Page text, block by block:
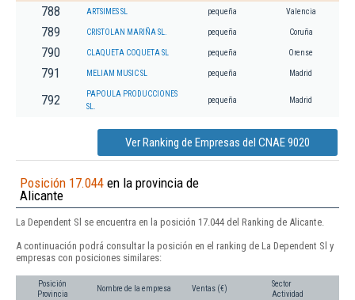
788 ARTSIMES SL pequeña Valencia
789 CRISTOLAN MARIÑA SL. pequeña Coruña
790 CLAQUETA COQUETA SL pequeña Orense
791 MELIAM MUSIC SL pequeña Madrid
792
PAPOULA PRODUCCIONES
SL.
pequeña Madrid
Ver Ranking de Empresas del CNAE 9020
Posición 17.044 en la provincia de
Alicante
La Dependent Sl se encuentra en la posición 17.044 del Ranking de Alicante.
A continuación podrá consultar la posición en el ranking de La Dependent Sl y
empresas con posiciones similares:
Posición
Provincia
Nombre de la empresa Ventas (€)
Sector
Actividad